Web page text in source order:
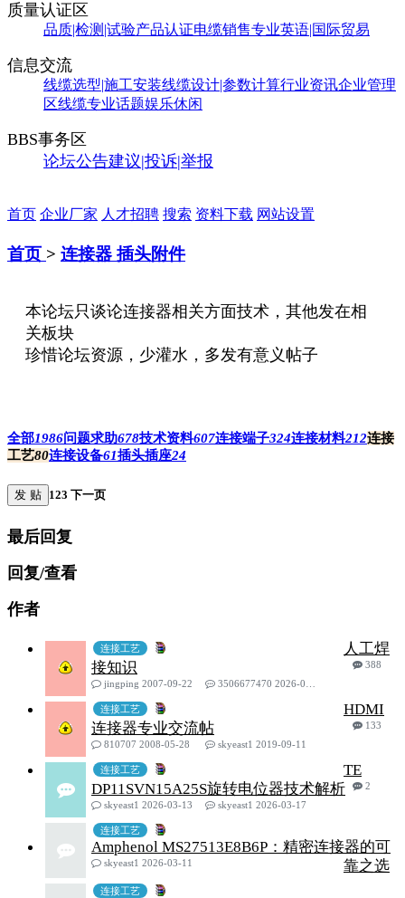
质量认证区
品质|检测|试验产品认证电缆销售专业英语|国际贸易
信息交流
线缆选型|施工安装线缆设计|参数计算行业资讯企业管理
区线缆专业话题娱乐休闲
BBS事务区
论坛公告建议|投诉|举报
首页 企业厂家 人才招聘 搜索 资料下载 网站设置
首页 > 连接器 插头附件
本论坛只谈论连接器相关方面技术，其他发在相
关板块
珍惜论坛资源，少灌水，多发有意义帖子
全部1986问题求助678技术资料607连接端子324连接材料212连接
工艺80连接设备61插头插座24
发 贴 123 下一页
最后回复
回复/查看
作者
连接工艺
人工焊
接知识
388
jingping 2007-09-22
3506677470 2026-05-06
连接工艺
HDMI
连接器专业交流帖
133
810707 2008-05-28
skyeast1 2019-09-11
连接工艺
TE
DP11SVN15A25S旋转电位器技术解析
2
skyeast1 2026-03-13
skyeast1 2026-03-17
连接工艺
Amphenol MS27513E8B6P：精密连接器的可
靠之选
skyeast1 2026-03-11
连接工艺